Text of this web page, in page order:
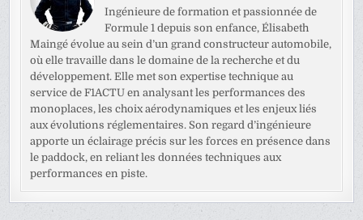
Ingénieure de formation et passionnée de
Formule 1 depuis son enfance, Élisabeth
Maingé évolue au sein d’un grand constructeur automobile,
où elle travaille dans le domaine de la recherche et du
développement. Elle met son expertise technique au
service de F1ACTU en analysant les performances des
monoplaces, les choix aérodynamiques et les enjeux liés
aux évolutions réglementaires. Son regard d’ingénieure
apporte un éclairage précis sur les forces en présence dans
le paddock, en reliant les données techniques aux
performances en piste.